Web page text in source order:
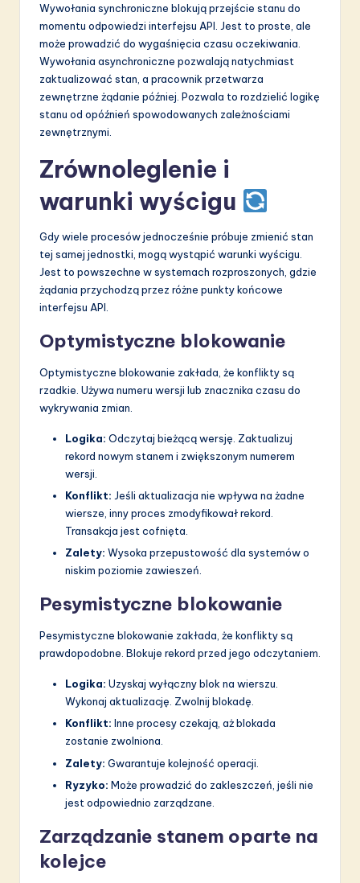
Wywołania synchroniczne blokują przejście stanu do
momentu odpowiedzi interfejsu API. Jest to proste, ale
może prowadzić do wygaśnięcia czasu oczekiwania.
Wywołania asynchroniczne pozwalają natychmiast
zaktualizować stan, a pracownik przetwarza
zewnętrzne żądanie później. Pozwala to rozdzielić logikę
stanu od opóźnień spowodowanych zależnościami
zewnętrznymi.
Zrównoleglenie i
warunki wyścigu
Gdy wiele procesów jednocześnie próbuje zmienić stan
tej samej jednostki, mogą wystąpić warunki wyścigu.
Jest to powszechne w systemach rozproszonych, gdzie
żądania przychodzą przez różne punkty końcowe
interfejsu API.
Optymistyczne blokowanie
Optymistyczne blokowanie zakłada, że konflikty są
rzadkie. Używa numeru wersji lub znacznika czasu do
wykrywania zmian.
Logika: Odczytaj bieżącą wersję. Zaktualizuj
rekord nowym stanem i zwiększonym numerem
wersji.
Konflikt: Jeśli aktualizacja nie wpływa na żadne
wiersze, inny proces zmodyfikował rekord.
Transakcja jest cofnięta.
Zalety: Wysoka przepustowość dla systemów o
niskim poziomie zawieszeń.
Pesymistyczne blokowanie
Pesymistyczne blokowanie zakłada, że konflikty są
prawdopodobne. Blokuje rekord przed jego odczytaniem.
Logika: Uzyskaj wyłączny blok na wierszu.
Wykonaj aktualizację. Zwolnij blokadę.
Konflikt: Inne procesy czekają, aż blokada
zostanie zwolniona.
Zalety: Gwarantuje kolejność operacji.
Ryzyko: Może prowadzić do zakleszczeń, jeśli nie
jest odpowiednio zarządzane.
Zarządzanie stanem oparte na
kolejce